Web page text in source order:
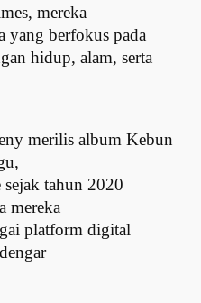
mereka
yang berfokus pada
hidup, alam, serta
merilis album Kebun
sejak tahun 2020
mereka
platform digital